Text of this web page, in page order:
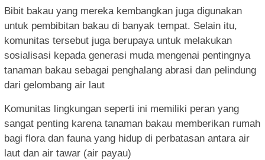
Bibit bakau yang mereka kembangkan juga digunakan
untuk pembibitan bakau di banyak tempat. Selain itu,
komunitas tersebut juga berupaya untuk melakukan
sosialisasi kepada generasi muda mengenai pentingnya
tanaman bakau sebagai penghalang abrasi dan pelindung
dari gelombang air laut
Komunitas lingkungan seperti ini memiliki peran yang
sangat penting karena tanaman bakau memberikan rumah
bagi flora dan fauna yang hidup di perbatasan antara air
laut dan air tawar (air payau)